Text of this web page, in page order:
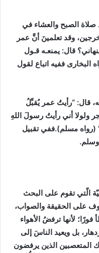
الصبح والعشاء في
وقد تعلمينَ أنَّ عمر
قال: يمنعـه قـول
البخارى ففيه اتباع لقول
قال: “رأيتُ عمر يُقبِّلُ
ولولا أني رأيتُ رسولَ اللهِ
(رواه مسلم).ففي تقبيل
وسلم.
الّتي تقوم على البحث
على الحقيقة والصواب،
لأنها ترفضُ الأهواء
بل ويعيد الناسَ إلى
المتعصبين الذين يرفضون